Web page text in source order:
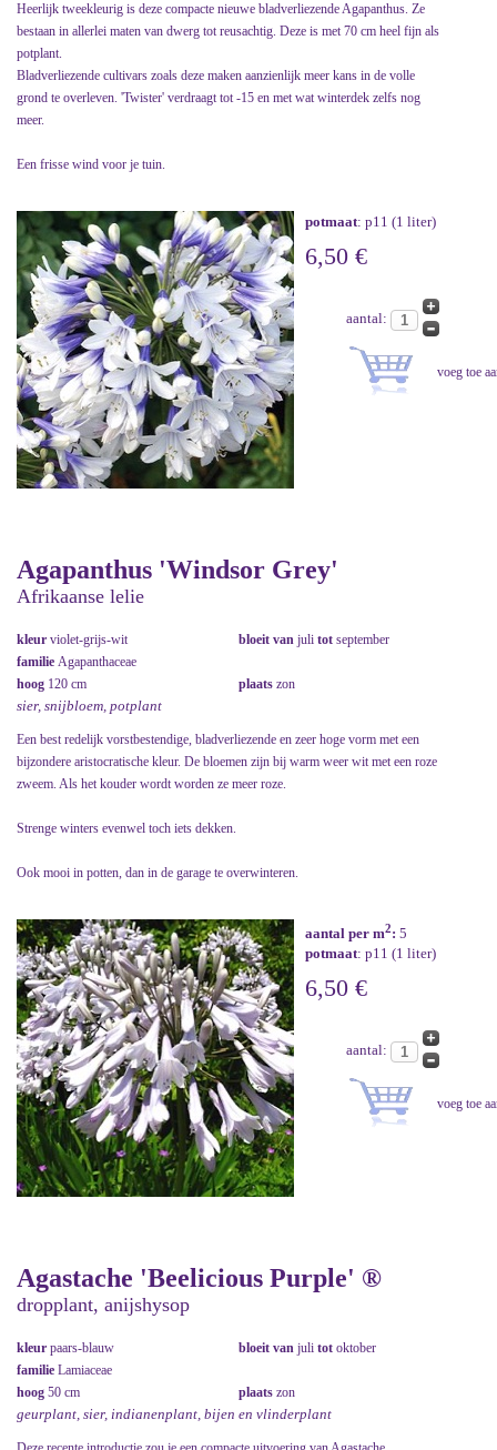
Heerlijk tweekleurig is deze compacte nieuwe bladverliezende Agapanthus. Ze
bestaan in allerlei maten van dwerg tot reusachtig. Deze is met 70 cm heel fijn als
potplant.
Bladverliezende cultivars zoals deze maken aanzienlijk meer kans in de volle
grond te overleven. 'Twister' verdraagt tot -15 en met wat winterdek zelfs nog
meer.
Een frisse wind voor je tuin.
potmaat: p11 (1 liter)
6,50 €
aantal:
Agapanthus 'Windsor Grey'
Afrikaanse lelie
kleur violet-grijs-wit bloeit van juli tot september
familie Agapanthaceae
hoog 120 cm plaats zon
sier, snijbloem, potplant
Een best redelijk vorstbestendige, bladverliezende en zeer hoge vorm met een
bijzondere aristocratische kleur. De bloemen zijn bij warm weer wit met een roze
zweem. Als het kouder wordt worden ze meer roze.
Strenge winters evenwel toch iets dekken.
Ook mooi in potten, dan in de garage te overwinteren.
aantal per m2: 5
potmaat: p11 (1 liter)
6,50 €
aantal:
Agastache 'Beelicious Purple' ®
dropplant, anijshysop
kleur paars-blauw bloeit van juli tot oktober
familie Lamiaceae
hoog 50 cm plaats zon
geurplant, sier, indianenplant, bijen en vlinderplant